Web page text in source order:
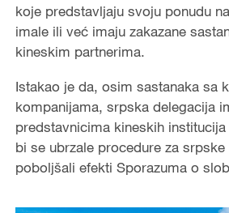
koje predstavljaju svoju ponudu
imale ili već imaju zakazane
kineskim partnerima.
Istakao je da, osim sastanaka sa
kompanijama, srpska delegacija
predstavnicima kineskih
bi se ubrzale procedure za
poboljšali efekti Sporazuma o